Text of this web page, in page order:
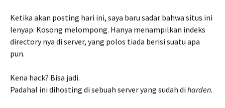
Ketika akan posting hari ini, saya baru sadar bahwa situs ini
lenyap. Kosong melompong. Hanya menampilkan indeks
directory nya di server, yang polos tiada berisi suatu apa
pun.
Kena hack? Bisa jadi.
Padahal ini dihosting di sebuah server yang sudah di harden.